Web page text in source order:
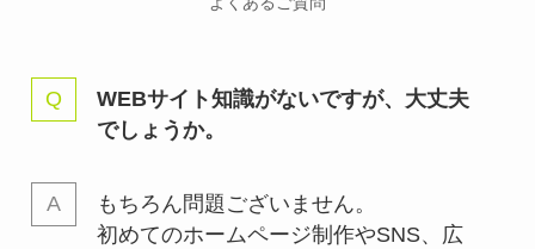
WEBサイト知識がないですが、大丈夫
でしょうか。
もちろん問題ございません。
初めてのホームページ制作やSNS、広